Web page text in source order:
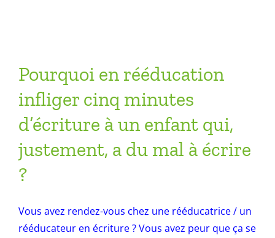
Pourquoi en rééducation
infliger cinq minutes
d’écriture à un enfant qui,
justement, a du mal à écrire
?
Vous avez rendez-vous chez une rééducatrice / un
rééducateur en écriture ? Vous avez peur que ça se